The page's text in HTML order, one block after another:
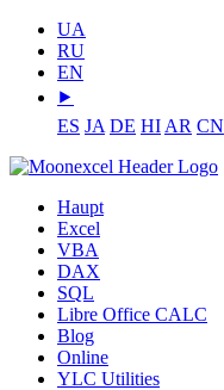
UA
RU
EN
⯈
ES JA DE HI AR CN
Haupt
Excel
VBA
DAX
SQL
Libre Office CALC
Blog
Online
YLC Utilities